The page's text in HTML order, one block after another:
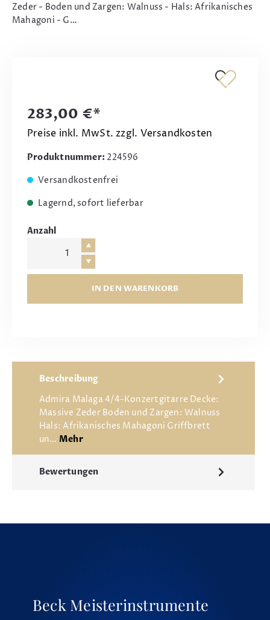
Zeder - Boden und Zargen: Walnuss - Hals: Afrikanisches
Mahagoni - G…
283,00 €*
Preise inkl. MwSt. zzgl. Versandkosten
Produktnummer: 224596
Versandkostenfrei
Lagernd, sofort lieferbar
Anzahl
IN DEN WARENKORB
Beschreibung
Admira Malaga 4/4-Konzertgitarre Decke:
Massive Zeder Boden und Zargen: Walnuss
Hals: Afrikanisches Mahagoni Griffbrett
un… Mehr
Bewertungen
Beck Meisterinstrumente